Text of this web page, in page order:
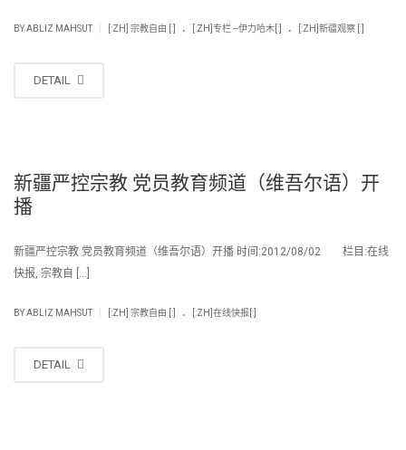
BYABLIZ MAHSUT [:ZH] 宗教自由 [:] . [:ZH]专栏 --伊力哈木[:] . [:ZH]新疆观察 [:]
DETAIL
新疆严控宗教 党员教育频道（维吾尔语）开
播
新疆严控宗教 党员教育频道（维吾尔语）开播 时间:2012/08/02 栏目:在线
快报, 宗教自 […]
BYABLIZ MAHSUT [:ZH] 宗教自由 [:] . [:ZH]在线快报[:]
DETAIL